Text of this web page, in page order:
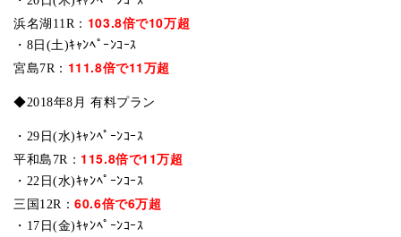
浜名湖11R： 103.8倍で10万超
・8日(土)ｷｬﾝﾍﾟｰﾝｺｰｽ
宮島7R： 111.8倍で11万超
◆2018年8月 有料プラン
・29日(水)ｷｬﾝﾍﾟｰﾝｺｰｽ
平和島7R： 115.8倍で11万超
・22日(水)ｷｬﾝﾍﾟｰﾝｺｰｽ
三国12R：60.6倍で6万超
・17日(金)ｷｬﾝﾍﾟｰﾝｺｰｽ